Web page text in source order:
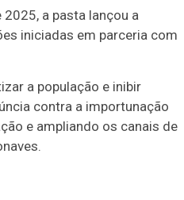
a pasta lançou a
iniciadas em parceria com
a população e inibir
contra a importunação
e ampliando os canais de